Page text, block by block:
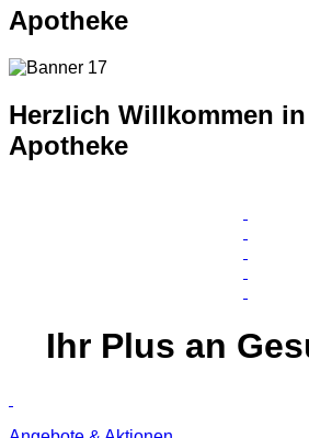
Apotheke
Herzlich Willkommen
Apotheke
Ihr Plus an